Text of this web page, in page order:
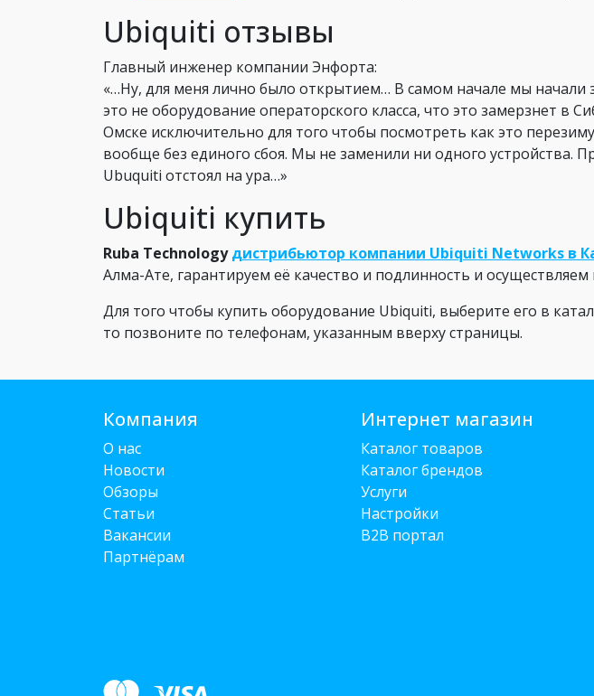
Ubiquiti отзывы
Главный инженер компании Энфорта:
«…Ну, для меня лично было открытием… В самом начале мы начали
это не оборудование операторского класса, что это замерзнет
Омске исключительно для того чтобы посмотреть как это
вообще без единого сбоя. Мы не заменили ни одного устройства.
Ubuquiti отстоял на ура…»
Ubiquiti купить
Ruba Technology дистрибьютор компании Ubiquiti Networks в
Алма-Ате, гарантируем её качество и подлинность и
Для того чтобы купить оборудование Ubiquiti, выберите его в
то позвоните по телефонам, указанным вверху страницы.
Компания
О нас
Новости
Обзоры
Статьи
Вакансии
Партнёрам
Интернет магазин
Каталог товаров
Каталог брендов
Услуги
Настройки
B2B портал